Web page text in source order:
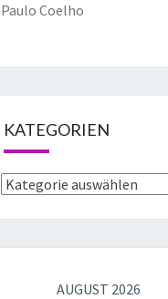
Paulo Coelho
KATEGORIEN
AUGUST 2026